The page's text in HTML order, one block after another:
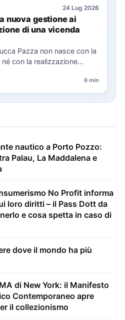
24 Lug 2026
nuova gestione ai
di una vicenda
Pazza non nasce con la
con la realizzazione
6 min
nautico a Porto Pozzo:
Palau, La Maddalena e
No Profit informa
loro diritti – il Pass Dott da
e cosa spetta in caso di
dove il mondo ha più
di New York: il Manifesto
Contemporaneo apre
il collezionismo